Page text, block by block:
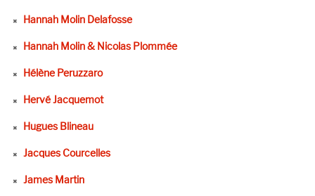
Hannah Molin Delafosse
Hannah Molin & Nicolas Plommée
Hélène Peruzzaro
Hervé Jacquemot
Hugues Blineau
Jacques Courcelles
James Martin